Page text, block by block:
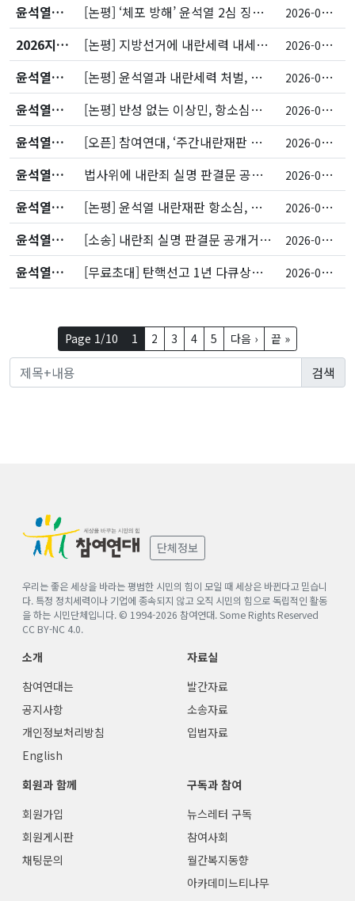
윤석열내란/퇴진
[논평] ‘체포 방해’ 윤석열 2심 징역 7년, 상식의 회복이다 2
026-04-29
2026지방선거
[논평] 지방선거에 내란세력 내세운 국민의힘, 개탄스럽다 2
026-04-28
윤석열내란/퇴진
[논평] 윤석열과 내란세력 처벌, 더 이상 지체 말아야 2
026-04-27
윤석열내란/퇴진
[논평] 반성 없는 이상민, 항소심에서는 중형 선고되어야 2
026-04-23
윤석열내란/퇴진
[오픈] 참여연대, ‘주간내란재판 리포트’ 아카이브 공개 2
026-04-09
윤석열내란/퇴진
법사위에 내란죄 실명 판결문 공개를 위한 법률 개정 요청서 제출 2
026-04-08
윤석열내란/퇴진
[논평] 윤석열 내란재판 항소심, 지연되어선 안돼 2
026-04-07
윤석열내란/퇴진
[소송] 내란죄 실명 판결문 공개거부처분 취소소송 제기 2
026-04-05
윤석열내란/퇴진
[무료초대] 탄핵선고 1년 다큐상영회 ‘비상’, ‘광장’, ‘우리’ 2
026-04-01
Page 1/10 1 2 3 4 5 다음 › 끝 »
단체정보
우리는 좋은 세상을 바라는 평범한 시민의 힘이 모일 때 세상은 바뀐다고 믿습니
다. 특정 정치세력이나 기업에 종속되지 않고 오직 시민의 힘으로 독립적인 활동
을 하는 시민단체입니다. © 1994-2026 참여연대. Some Rights Reserved
CC BY-NC 4.0.
소개
참여연대는
공지사항
개인정보처리방침
English
자료실
발간자료
소송자료
입법자료
회원과 함께
회원가입
회원게시판
채팅문의
구독과 참여
뉴스레터 구독
참여사회
월간복지동향
아카데미느티나무